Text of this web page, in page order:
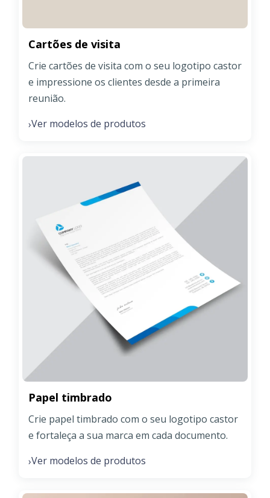
Cartões de visita
Crie cartões de visita com o seu logotipo castor
e impressione os clientes desde a primeira
reunião.
›Ver modelos de produtos
Papel timbrado
Crie papel timbrado com o seu logotipo castor
e fortaleça a sua marca em cada documento.
›Ver modelos de produtos